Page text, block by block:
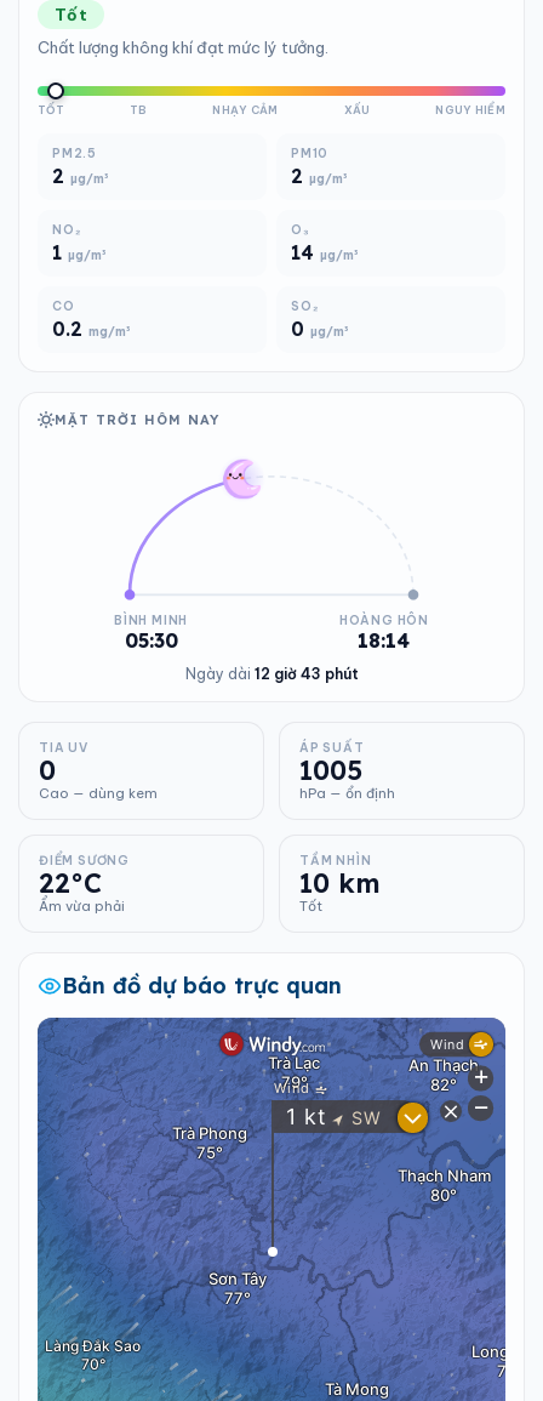
Tốt
Chất lượng không khí đạt mức lý tưởng.
TỐT TB NHẠY CẢM XẤU NGUY HIỂM
PM2.5
2 µg/m³
PM10
2 µg/m³
NO₂
1 µg/m³
O₃
14 µg/m³
CO
0.2 mg/m³
SO₂
0 µg/m³
MẶT TRỜI HÔM NAY
BÌNH MINH
05:30
HOÀNG HÔN
18:14
Ngày dài 12 giờ 43 phút
TIA UV
0
Cao — dùng kem
ÁP SUẤT
1005
hPa — ổn định
ĐIỂM SƯƠNG
22°C
Ẩm vừa phải
TẦM NHÌN
10 km
Tốt
Bản đồ dự báo trực quan